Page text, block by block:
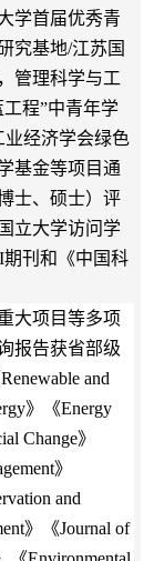
学首届优秀青
究基地/江苏国
管理科学与工
程”中青年学
业经济学会绿色
基金等项目通
士、硕士）评
立大学访问学
期刊和《中国科
大项目等多项
报告获省部级
and
》《Energy
Change》
》
and
》《Journal of